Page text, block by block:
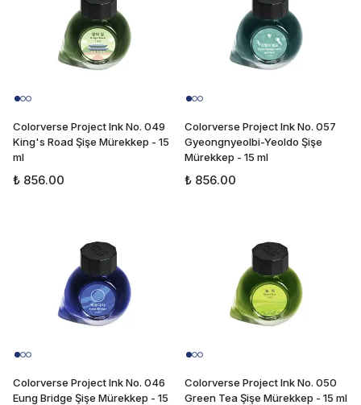
Colorverse Project Ink No. 049
King's Road Şişe Mürekkep - 15
ml
₺ 856.00
Colorverse Project Ink No. 057
Gyeongnyeolbi-Yeoldo Şişe
Mürekkep - 15 ml
₺ 856.00
Colorverse Project Ink No. 046
Eung Bridge Şişe Mürekkep - 15
Colorverse Project Ink No. 050
Green Tea Şişe Mürekkep - 15 ml